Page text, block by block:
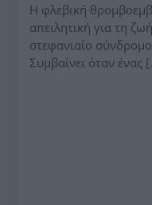
Η φλεβική
απειλητική για τη
στεφανιαίο
Συμβαίνει όταν ένας